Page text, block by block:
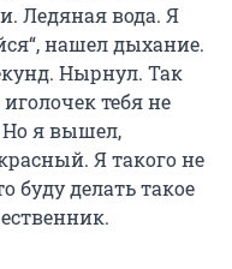
Ледяная вода. Я
нашел дыхание.
Нырнул. Так
тебя не
Но я вышел,
Я такого не
буду делать такое